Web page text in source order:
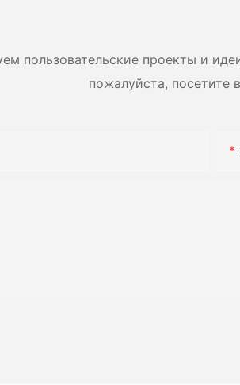
пользовательские проекты и
пожалуйста, посетите